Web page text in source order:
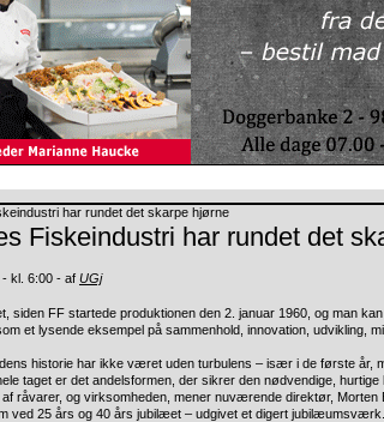
Fiskeindustri har rundet det
- kl. 6:00 - af UGj
siden FF startede produktionen den 2. januar 1960, og man
et lysende eksempel på sammenhold, innovation, udvikling,
historie har ikke været uden turbulens – især i de første år,
taget er det andelsformen, der sikrer den nødvendige,
råvarer, og virksomheden, mener nuværende direktør, Morten
ved 25 års og 40 års jubilæet – udgivet et digert